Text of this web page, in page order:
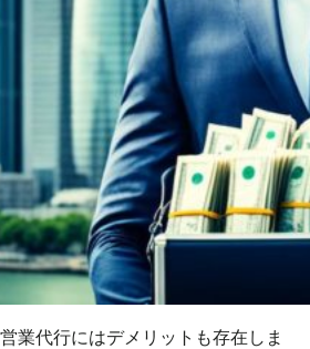
業代行にはデメリットも存在しま